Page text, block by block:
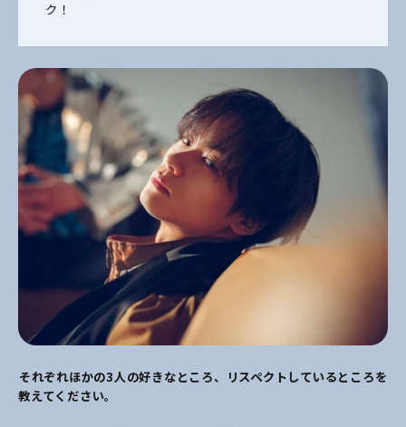
ク！
それぞれほかの3人の好きなところ、リスペクトしているところを
教えてください。